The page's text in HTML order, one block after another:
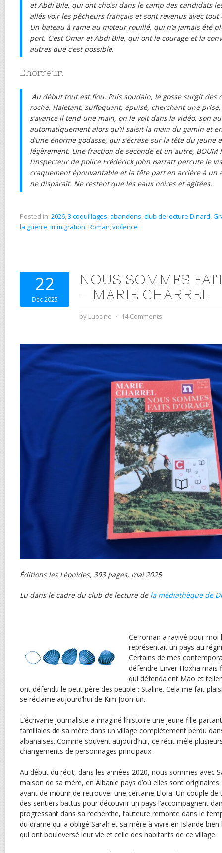
et Abdi Bile, qui ont choisi dans le camp des candidats
allés voir les pêcheurs français et sont revenus avec tout
Un bateau à rame au moteur rouillé, qui n’a jamais été
port. C’est Omar et Abdi Bile, qui ont le courage et la
autres que c’est possible.
L’horreur.
Au début tout est flou. Puis soudain, le gosse surgit des
roche. Haletant, suffoquant, épuisé, cherchant une
s’avance il tend une main, on le voit dans la vidéo, son
automatiquement alors qu’il saisit la main du gamin et
d’une énorme godasse, qui s’écrase sur la tête du jeune
légèrement. Une fraction de seconde et un autre, BOUM
l’inspecteur de police Frédérick John Barratt percute le
craquement épouvantable et la tête part en arrière à un
ne disparaît. Ne restent que les eaux noires et agitées.
Posted in: 2026,3 coquillages, abandons,club de lecture Dinard,
la guerre,immigration,Roman,violence
22
Déc 2025
NOUS SOMMES
– MARIE CHARREL
by Luocine ⋅ 14 Comments
Éditions les Léonides, 393 pages, mai 2025
Lu dans le cadre du club de lecture de la médiathèque de
Ce roman a ravivé pour moi
représentait un pays au
Certains de mes
défendre Enver Hoxha mais
qui défendaient Mao et
ont défendu le petit père des peuple : Staline. Cela me fait
se réclame aujourd’hui de Kim Joon-un.
L’écrivaine journaliste a imaginé l’histoire une jeune fille
familiales de sa mère dans un village complètement perdu
albanaises. Comme souvent aujourd’hui, ce récit mêle
changements de personnages principaux.
Au début du récit, dans les années 2020, nous sommes avec
maison de sa mère, en Albanie pays d’où elles sont
avant de mourir de retrouver une certaine Elora. Un couple
des sentiers battus pour découvrir un pays l’accompagnent
progressant dans sa recherche, l’auteure remonte dans le
du drame qui a obligé Sarah et sa mère à vivre en Islande
qui ont bouleversé leur vie et celle des habitants de ce village.